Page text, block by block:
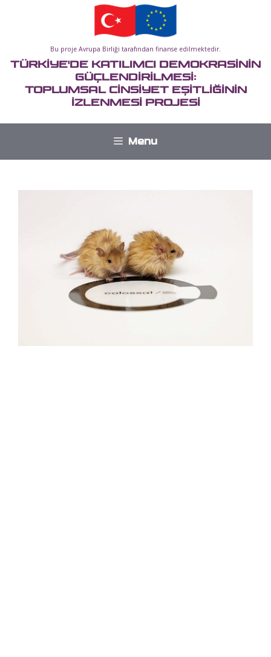
Bu proje Avrupa Birliği tarafından finanse edilmektedir.
TÜRKİYE'DE KATILIMCI DEMOKRASİNİN
GÜÇLENDİRİLMESİ:
TOPLUMSAL CİNSİYET EŞİTLİĞİNİN
İZLENMESİ PROJESİ
Menu